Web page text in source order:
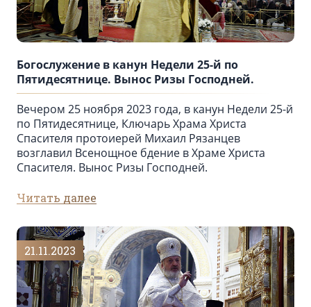
Богослужение в канун Недели 25-й по
Пятидесятнице. Вынос Ризы Господней.
Вечером 25 ноября 2023 года, в канун Недели 25-й
по Пятидесятнице, Ключарь Храма Христа
Спасителя протоиерей Михаил Рязанцев
возглавил Всенощное бдение в Храме Христа
Спасителя. Вынос Ризы Господней.
Читать далее
21.11.2023